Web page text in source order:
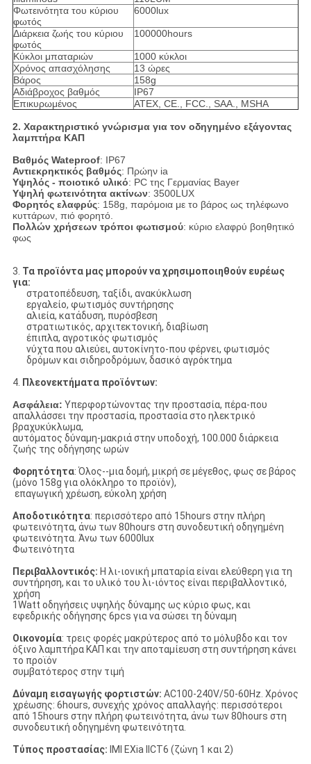
Φωτεινότητα του κύριου
φωτός
6000lux
Διάρκεια ζωής του κύριου
φωτός
100000hours
Κύκλοι μπαταριών
1000 κύκλοι
Χρόνος απασχόλησης
13 ώρες
Βάρος
158g
Αδιάβροχος βαθμός
IP67
Επικυρωμένος
ATEX, CE., FCC., SAA., MSHA
2. Χαρακτηριστικό γνώρισμα για τον οδηγημένο εξάγοντας
λαμπτήρα ΚΑΠ
Βαθμός Wateproof: IP67
Αντιεκρηκτικός βαθμός: Πρώην ia
Υψηλός - ποιοτικό υλικό: PC της Γερμανίας Bayer
Υψηλή φωτεινότητα ακτίνων: 3500LUX
Φορητός ελαφρύς: 158g, παρόμοια με το βάρος ως τηλέφωνο
κυττάρων, πιό φορητό.
Πολλών χρήσεων τρόποι φωτισμού: κύριο ελαφρύ βοηθητικό
φως
3. Τα προϊόντα μας μπορούν να χρησιμοποιηθούν ευρέως
για:
στρατοπέδευση, ταξίδι, ανακύκλωση
εργαλείο, φωτισμός συντήρησης
αλιεία, κατάδυση, πυρόσβεση
στρατιωτικός, αρχιτεκτονική, διαβίωση
έπιπλα, αγροτικός φωτισμός
νύχτα που αλιεύει, αυτοκίνητο-που φέρνει, φωτισμός
δρόμων και σιδηροδρόμων, δασικό αγρόκτημα
4. Πλεονεκτήματα προϊόντων:
Ασφάλεια: Υπερφορτώνοντας την προστασία, πέρα-που
απαλλάσσει την προστασία, προστασία στο ηλεκτρικό
βραχυκύκλωμα,
αυτόματος δύναμη-μακριά στην υποδοχή, 100.000 διάρκεια
ζωής της οδήγησης ωρών
Φορητότητα: Όλος--μια δομή, μικρή σε μέγεθος, φως σε βάρος
(μόνο 158g για ολόκληρο το προϊόν),
επαγωγική χρέωση, εύκολη χρήση
Αποδοτικότητα: περισσότερο από 15hours στην πλήρη
φωτεινότητα, άνω των 80hours στη συνοδευτική οδηγημένη
φωτεινότητα. Άνω των 6000lux
Φωτεινότητα
Περιβαλλοντικός: Η λι-ιονική μπαταρία είναι ελεύθερη για τη
συντήρηση, και το υλικό του λι-ιόντος είναι περιβαλλοντικό,
χρήση
1Watt οδηγήσεις υψηλής δύναμης ως κύριο φως, και
εφεδρικής οδήγησης 6pcs για να σώσει τη δύναμη
Οικονομία: τρεις φορές μακρύτερος από το μόλυβδο και τον
όξινο λαμπτήρα ΚΑΠ και την αποταμίευση στη συντήρηση κάνει
το προϊόν
συμβατότερος στην τιμή
Δύναμη εισαγωγής φορτιστών: AC100-240V/50-60Hz. Χρόνος
χρέωσης: 6hours, συνεχής χρόνος απαλλαγής: περισσότεροι
από 15hours στην πλήρη φωτεινότητα, άνω των 80hours στη
συνοδευτική οδηγημένη φωτεινότητα.
Τύπος προστασίας: IMI EXia IICT6 (ζώνη 1 και 2)